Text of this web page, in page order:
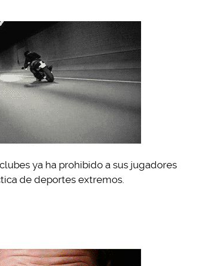
ya ha prohibido a sus jugadores
de deportes extremos.